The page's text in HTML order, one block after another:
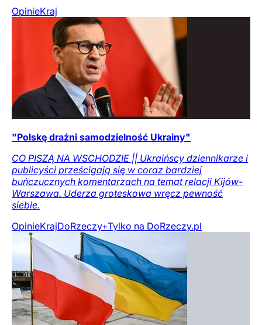
OpinieKraj
"Polskę drażni samodzielność Ukrainy"
CO PISZĄ NA WSCHODZIE || Ukraińscy dziennikarze i
publicyści prześcigają się w coraz bardziej
buńczucznych komentarzach na temat relacji Kijów-
Warszawa. Uderza groteskowa wręcz pewność
siebie.
OpinieKrajDoRzeczy+Tylko na DoRzeczy.pl